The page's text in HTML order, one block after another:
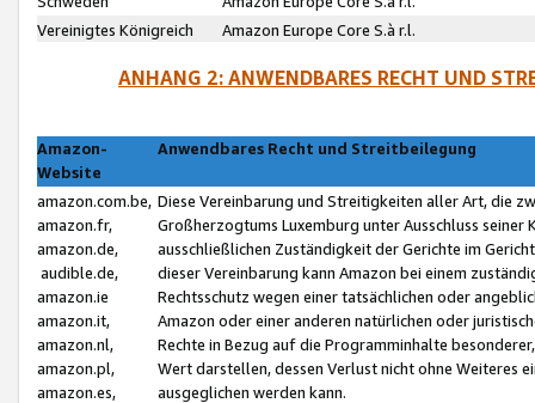
Vereinigtes Königreich
Amazon Europe Core S.à r.l.
ANHANG 2: ANWENDBARES RECHT UND
Amazon-
Website
Anwendbares Recht und Streitbeilegung
amazon.com.be,
amazon.fr,
amazon.de,
audible.de,
amazon.ie
amazon.it,
amazon.nl,
amazon.pl,
amazon.es,
Diese Vereinbarung und Streitigkeiten aller Art, die
Großherzogtums Luxemburg unter Ausschluss
ausschließlichen Zuständigkeit der Gerichte im
dieser Vereinbarung kann Amazon bei einem
Rechtsschutz wegen einer tatsächlichen oder
Amazon oder einer anderen natürlichen oder
Rechte in Bezug auf die Programminhalte
Wert darstellen, dessen Verlust nicht ohne Weiteres
ausgeglichen werden kann.